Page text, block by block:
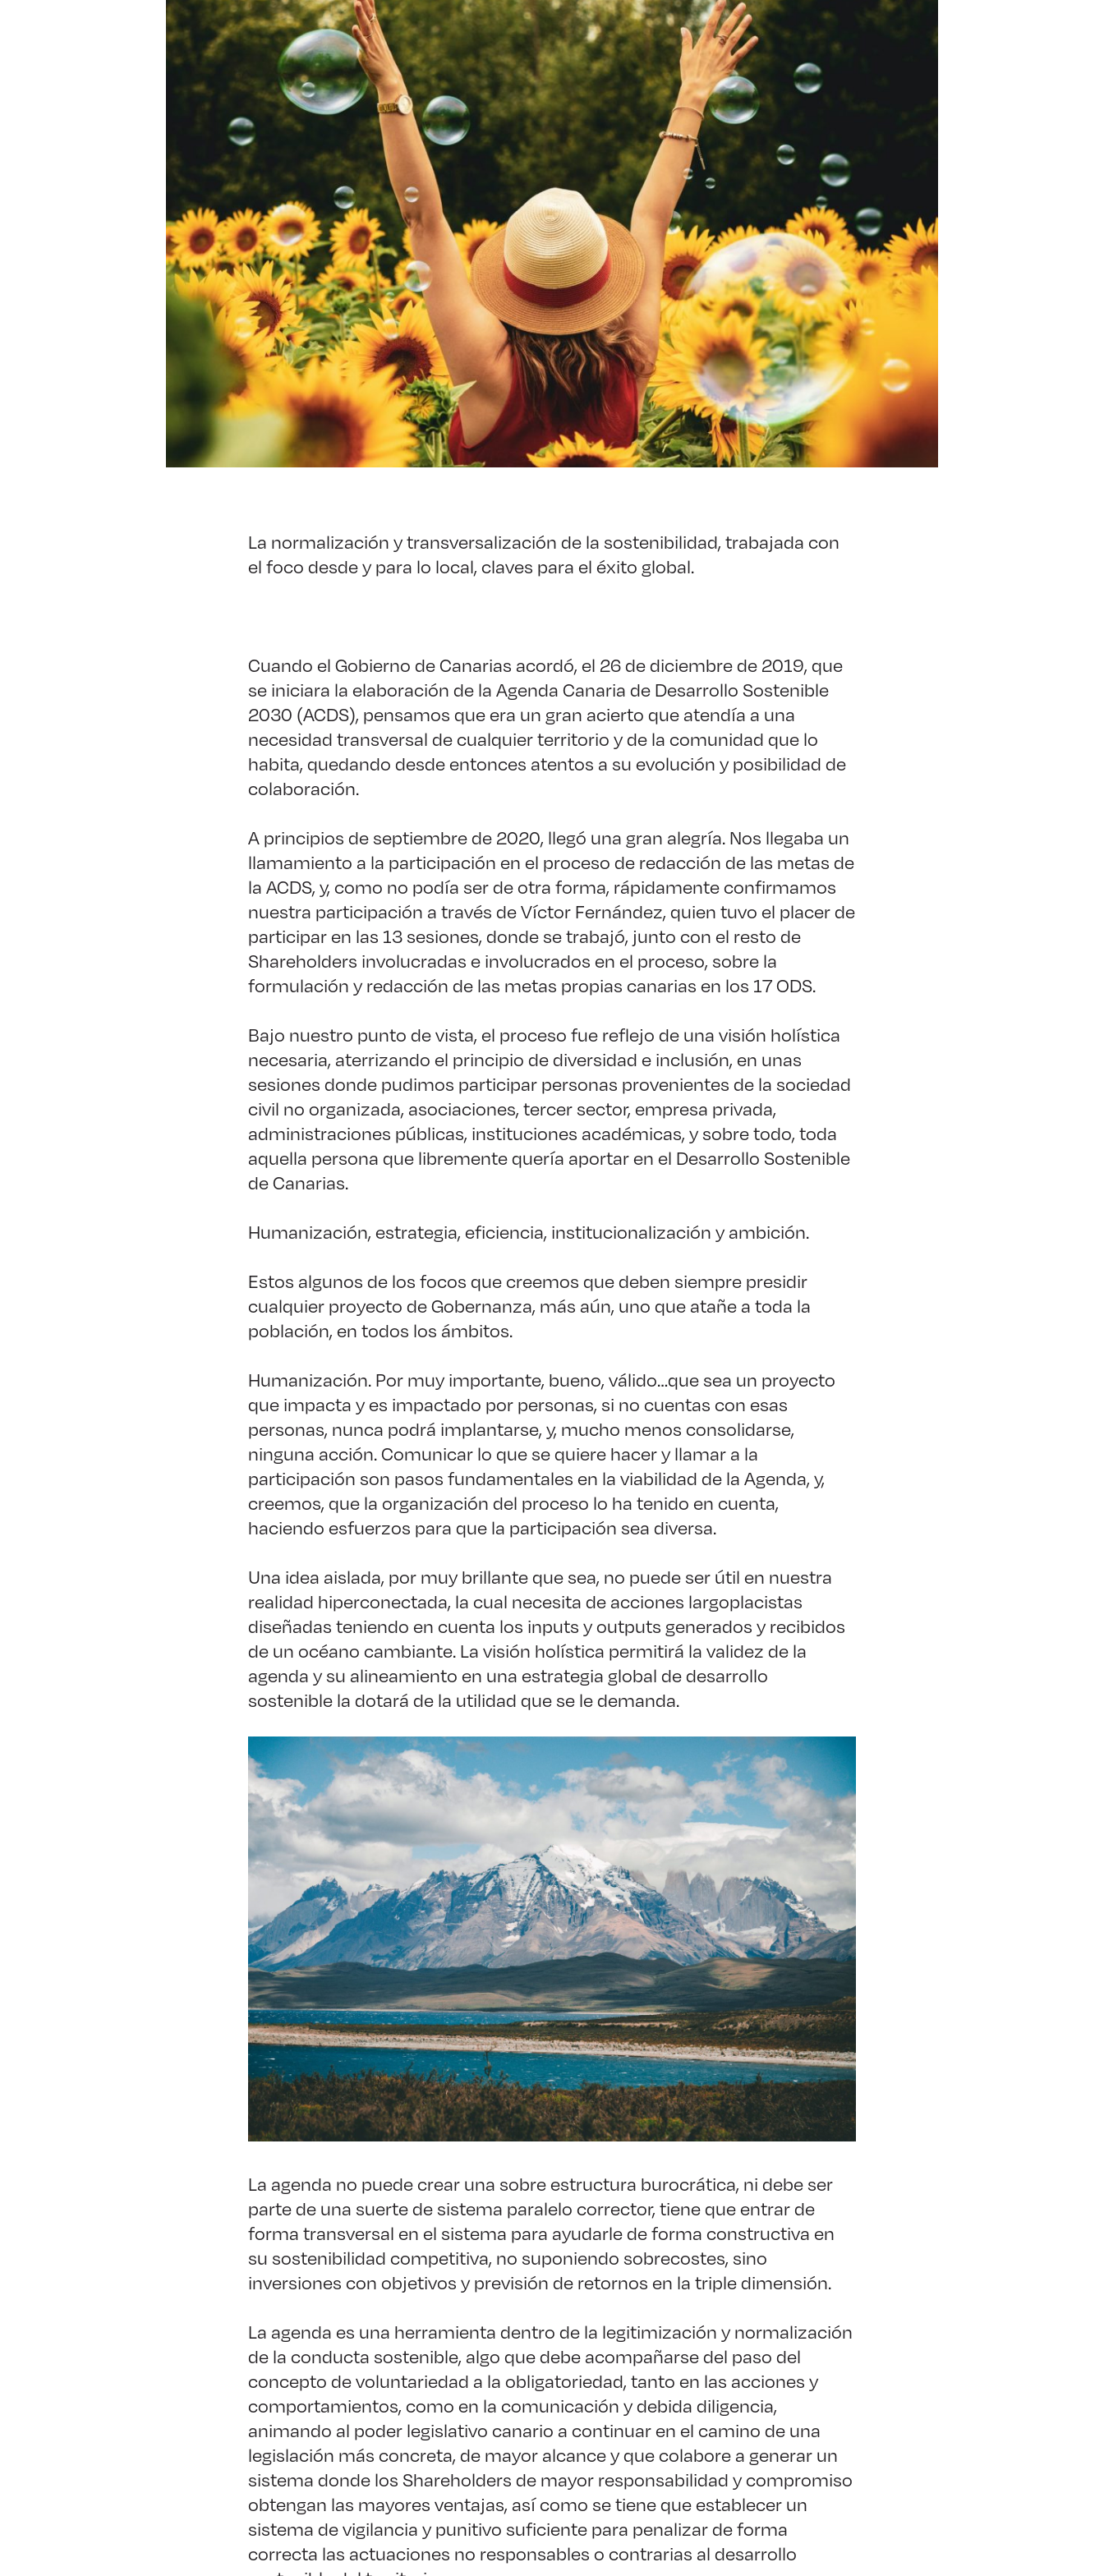
La normalización y transversalización de la sostenibilidad, trabajada con
el foco desde y para lo local, claves para el éxito global.
Cuando el Gobierno de Canarias acordó, el 26 de diciembre de 2019, que
se iniciara la elaboración de la Agenda Canaria de Desarrollo Sostenible
2030 (ACDS), pensamos que era un gran acierto que atendía a una
necesidad transversal de cualquier territorio y de la comunidad que lo
habita, quedando desde entonces atentos a su evolución y posibilidad de
colaboración.
A principios de septiembre de 2020, llegó una gran alegría. Nos llegaba un
llamamiento a la participación en el proceso de redacción de las metas de
la ACDS, y, como no podía ser de otra forma, rápidamente confirmamos
nuestra participación a través de Víctor Fernández, quien tuvo el placer de
participar en las 13 sesiones, donde se trabajó, junto con el resto de
Shareholders involucradas e involucrados en el proceso, sobre la
formulación y redacción de las metas propias canarias en los 17 ODS.
Bajo nuestro punto de vista, el proceso fue reflejo de una visión holística
necesaria, aterrizando el principio de diversidad e inclusión, en unas
sesiones donde pudimos participar personas provenientes de la sociedad
civil no organizada, asociaciones, tercer sector, empresa privada,
administraciones públicas, instituciones académicas, y sobre todo, toda
aquella persona que libremente quería aportar en el Desarrollo Sostenible
de Canarias.
Humanización, estrategia, eficiencia, institucionalización y ambición.
Estos algunos de los focos que creemos que deben siempre presidir
cualquier proyecto de Gobernanza, más aún, uno que atañe a toda la
población, en todos los ámbitos.
Humanización. Por muy importante, bueno, válido…que sea un proyecto
que impacta y es impactado por personas, si no cuentas con esas
personas, nunca podrá implantarse, y, mucho menos consolidarse,
ninguna acción. Comunicar lo que se quiere hacer y llamar a la
participación son pasos fundamentales en la viabilidad de la Agenda, y,
creemos, que la organización del proceso lo ha tenido en cuenta,
haciendo esfuerzos para que la participación sea diversa.
Una idea aislada, por muy brillante que sea, no puede ser útil en nuestra
realidad hiperconectada, la cual necesita de acciones largoplacistas
diseñadas teniendo en cuenta los inputs y outputs generados y recibidos
de un océano cambiante. La visión holística permitirá la validez de la
agenda y su alineamiento en una estrategia global de desarrollo
sostenible la dotará de la utilidad que se le demanda.
La agenda no puede crear una sobre estructura burocrática, ni debe ser
parte de una suerte de sistema paralelo corrector, tiene que entrar de
forma transversal en el sistema para ayudarle de forma constructiva en
su sostenibilidad competitiva, no suponiendo sobrecostes, sino
inversiones con objetivos y previsión de retornos en la triple dimensión.
La agenda es una herramienta dentro de la legitimización y normalización
de la conducta sostenible, algo que debe acompañarse del paso del
concepto de voluntariedad a la obligatoriedad, tanto en las acciones y
comportamientos, como en la comunicación y debida diligencia,
animando al poder legislativo canario a continuar en el camino de una
legislación más concreta, de mayor alcance y que colabore a generar un
sistema donde los Shareholders de mayor responsabilidad y compromiso
obtengan las mayores ventajas, así como se tiene que establecer un
sistema de vigilancia y punitivo suficiente para penalizar de forma
correcta las actuaciones no responsables o contrarias al desarrollo